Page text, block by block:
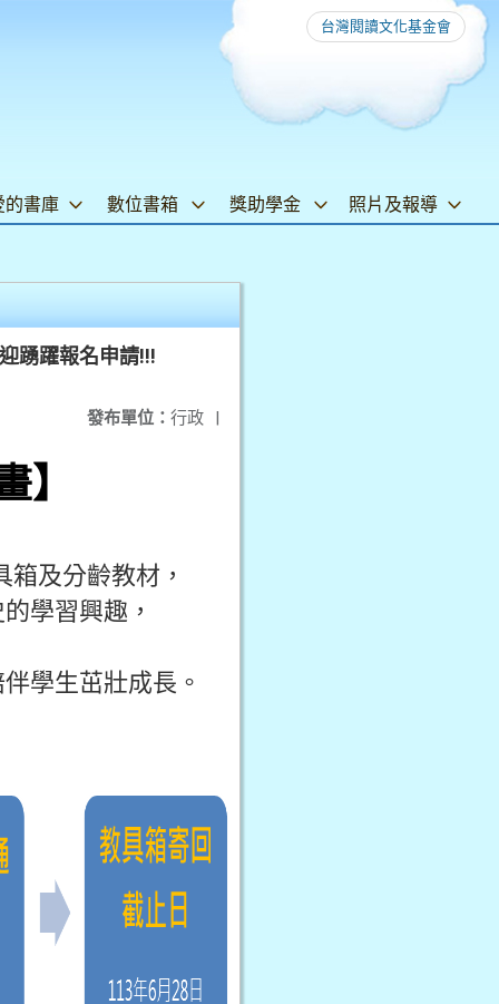
台灣閱讀文化基金會
的書庫 數位書箱 獎助學金 照片及報導
踴躍報名申請!!!
發布單位： 行政 |
】
及分齡教材，
學習興趣，
學生茁壯成長。